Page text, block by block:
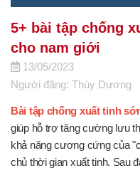
5+ bài tập chống
cho nam giới
13/05/2023
Người đăng: Thùy Dương
Bài tập chống xuất tinh
giúp hỗ trợ tăng cường lưu
khả năng cương cứng của
chủ thời gian xuất tinh. Sau